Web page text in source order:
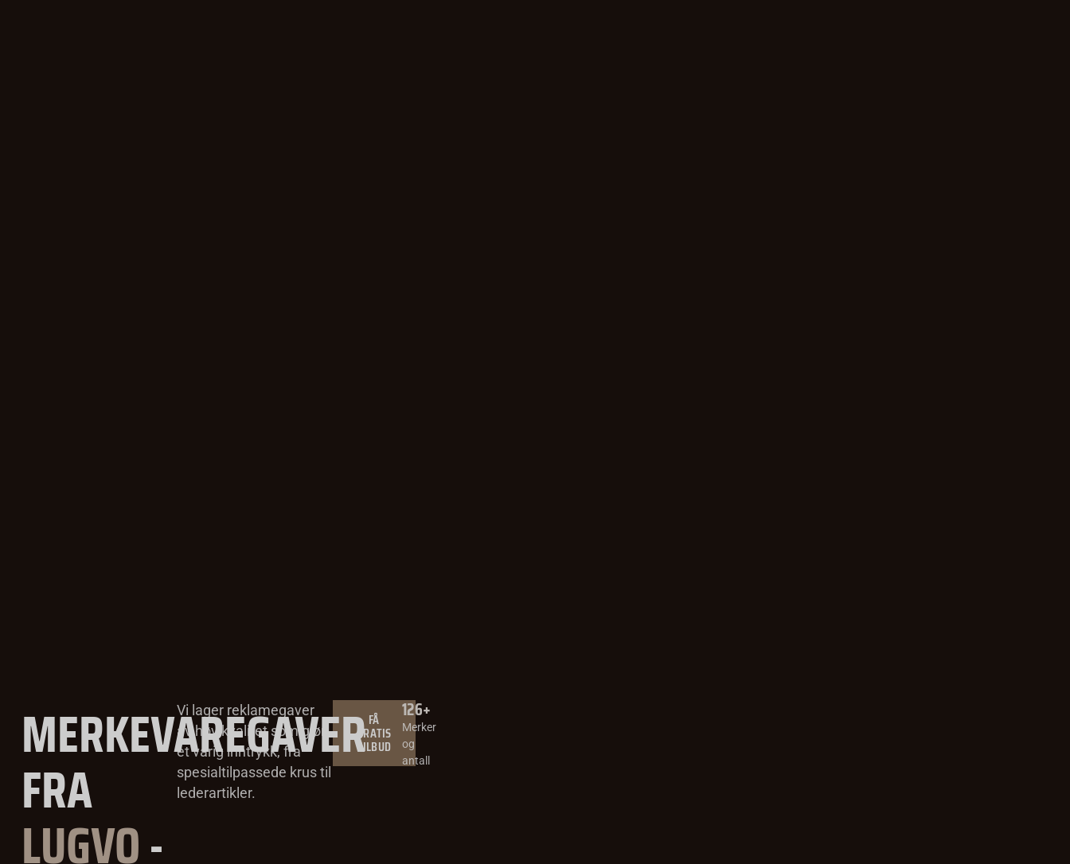
MERKEVAREGAVER
FRA
LUGVO-
Vi lager reklamegaver
av høy kvalitet som gjør
et varig inntrykk, fra
spesialtilpassede krus til
lederartikler.
FÅ
GRATIS
TILBUD
Merker
og
antall
126+